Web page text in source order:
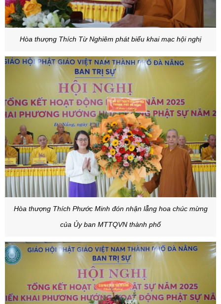
Hòa thượng Thích Từ Nghiêm phát biểu khai mạc hội nghị
Hòa thượng Thích Phước Minh đón nhận lẵng hoa chúc mừng
của Ủy ban MTTQVN thành phố